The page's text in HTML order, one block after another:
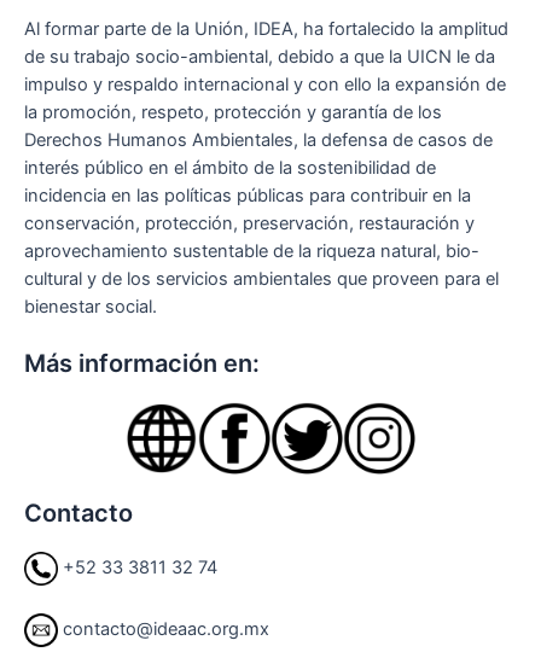
Al formar parte de la Unión, IDEA, ha fortalecido la amplitud
de su trabajo socio-ambiental, debido a que la UICN le da
impulso y respaldo internacional y con ello la expansión de
la promoción, respeto, protección y garantía de los
Derechos Humanos Ambientales, la defensa de casos de
interés público en el ámbito de la sostenibilidad de
incidencia en las políticas públicas para contribuir en la
conservación, protección, preservación, restauración y
aprovechamiento sustentable de la riqueza natural, bio-
cultural y de los servicios ambientales que proveen para el
bienestar social.
Más información en:
Contacto
+52 33 3811 32 74
contacto@ideaac.org.mx